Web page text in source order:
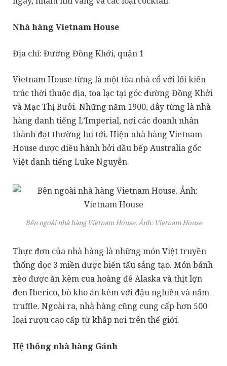
Nhà hàng Vietnam House
Địa chỉ: Đường Đồng Khởi, quận 1
Vietnam House từng là một tòa nhà cổ với lối kiến
trúc thời thuộc địa, tọa lạc tại góc đường Đồng Khởi
và Mạc Thị Bưởi. Những năm 1900, đây từng là nhà
hàng danh tiếng L’Imperial, nơi các doanh nhân
thành đạt thường lui tới. Hiện nhà hàng Vietnam
House được điều hành bởi đầu bếp Australia gốc
Việt danh tiếng Luke Nguyễn.
Bên ngoài nhà hàng Vietnam House. Ảnh: Vietnam House
Thực đơn của nhà hàng là những món Việt truyền
thống dọc 3 miền được biến tấu sáng tạo. Món bánh
xèo được ăn kèm cua hoàng đế Alaska và thịt lợn
đen Iberico, bò kho ăn kèm với đậu nghiền và nấm
truffle. Ngoài ra, nhà hàng cũng cung cấp hơn 500
loại rượu cao cấp từ khắp nơi trên thế giới.
Hệ thống nhà hàng Gánh